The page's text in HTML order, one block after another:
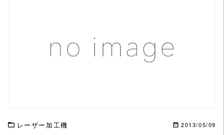
この記事を読む
レーザー加工機 2013/05/09